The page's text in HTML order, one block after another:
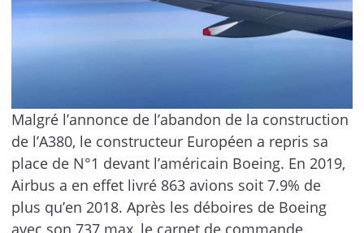
Malgré l’annonce de l’abandon de la construction
de l’A380, le constructeur Européen a repris sa
place de N°1 devant l’américain Boeing. En 2019,
Airbus a en effet livré 863 avions soit 7.9% de
plus qu’en 2018. Après les déboires de Boeing
avec son 737 max, le carnet de commande